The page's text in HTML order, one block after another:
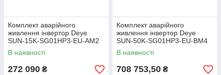
Комплект аварійного
живлення інвертор Deye
SUN-15K-SG01HP3-EU-AM2
+ АКБ BOS-G PRO 4 шт +
BMS BOS-G PRO
В наявності
272 090 ₴
Комплект аварійного
живлення інвертор Deye
SUN-50K-SG01HP3-EU-BM4
+ АКБ BOS-G PRO 12 шт +
BMS BOS-G PRO
В наявності
708 753,50 ₴